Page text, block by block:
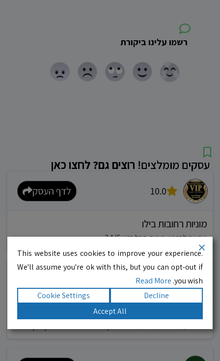
רשמו עלינו ביקורת
עסקים מומלצים! רוצים גם? לחצו כאן
10.0 לדף העסק
מוניות רחובות בילו
אפשר להזמין מונית בכל רגע 24/6
10.0
This website uses cookies to improve your experience.
We'll assume you're ok with this, but you can opt-out if
you wish.
Read More
Decline
Cookie Settings
Accept All